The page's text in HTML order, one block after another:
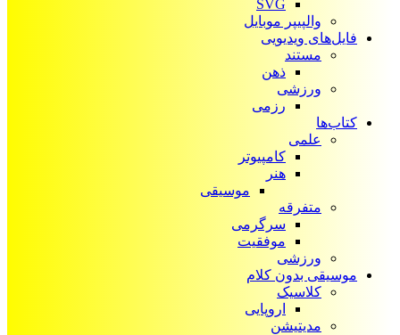
SVG
والپیپر موبایل
فایل‌های ویدیویی
مستند
ذهن
ورزشی
رزمی
کتاب‌ها
علمی
کامپیوتر
هنر
موسیقی
متفرقه
سرگرمی
موفقیت
ورزشی
موسیقی بدون کلام
کلاسیک
اروپایی
مدیتیشن